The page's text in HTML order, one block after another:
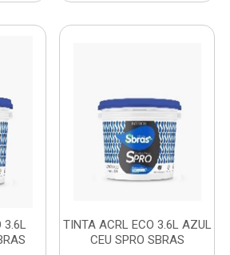
3.6L
TINTA ACRL ECO 3.6L AZUL
CEU SPRO SBRAS